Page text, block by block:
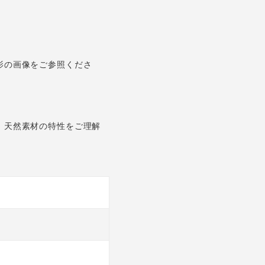
画像をご参照くださ
然素材の特性をご理解